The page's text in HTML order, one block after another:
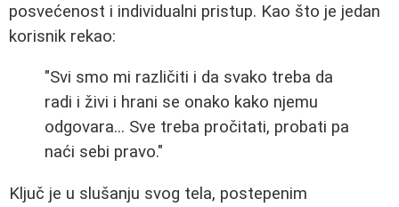
posvećenost i individualni pristup. Kao što je jedan
korisnik rekao:
"Svi smo mi različiti i da svako treba da
radi i živi i hrani se onako kako njemu
odgovara... Sve treba pročitati, probati pa
naći sebi pravo."
Ključ je u slušanju svog tela, postepenim